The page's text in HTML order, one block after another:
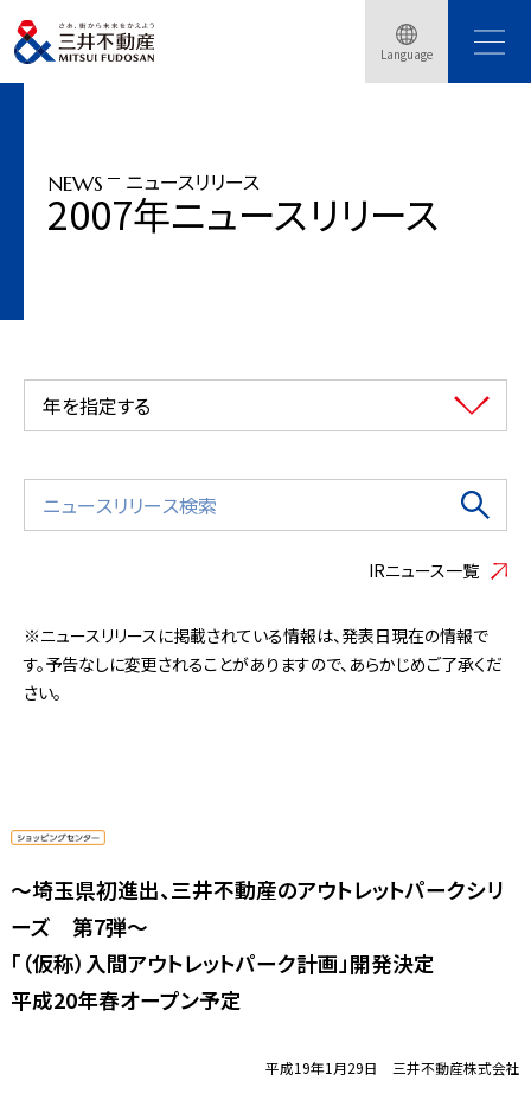
Language
トップページ ニュースリリース
「（仮称）入間アウトレットパーク計画」開発決定、2008年春開業予定
NEWS ニュースリリース
2007年ニュースリリース
年を指定する
IRニュース一覧
※ニュースリリースに掲載されている情報は、発表日現在の情報で
す。予告なしに変更されることがありますので、あらかじめご了承くだ
さい。
〜埼玉県初進出、三井不動産のアウトレットパークシリ
ーズ 第7弾〜
「（仮称）入間アウトレットパーク計画」開発決定
平成20年春オープン予定
平成19年1月29日 三井不動産株式会社